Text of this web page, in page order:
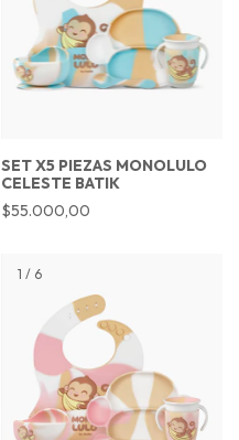
SET X5 PIEZAS MONOLULO
CELESTE BATIK
$55.000,00
1 / 6